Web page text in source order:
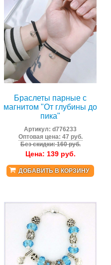
Браслеты парные с
магнитом "От глубины до
пика"
Артикул:d776233
Оптовая цена: 47 руб.
Без скидки: 160 руб.
Цена: 139руб.
ДОБАВИТЬ В КОРЗИНУ